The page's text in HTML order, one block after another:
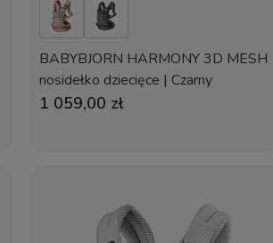
BABYBJORN HARMONY 3D MESH
nosidełko dziecięce | Czarny
1 059,00 zł